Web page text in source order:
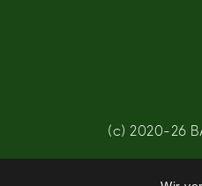
(c) 2020-26